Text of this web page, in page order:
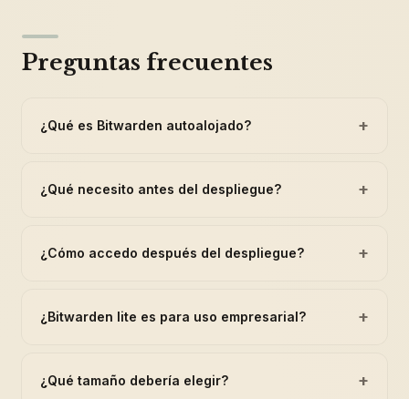
Preguntas frecuentes
¿Qué es Bitwarden autoalojado? +
¿Qué necesito antes del despliegue? +
¿Cómo accedo después del despliegue? +
¿Bitwarden lite es para uso empresarial? +
¿Qué tamaño debería elegir? +